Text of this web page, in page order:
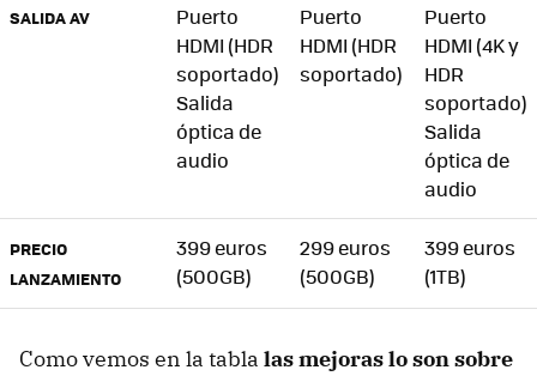
SALIDA AV
Puerto
HDMI (HDR
soportado)
Salida
óptica de
audio
Puerto
HDMI (HDR
soportado)
Puerto
HDMI (4K y
HDR
soportado)
Salida
óptica de
audio
PRECIO
LANZAMIENTO
399 euros
(500GB)
299 euros
(500GB)
399 euros
(1TB)
Como vemos en la tabla las mejoras lo son sobre